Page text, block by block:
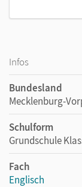
Infos
Bundesland
Mecklenburg-
Schulform
Grundschule
Fach
Englisch